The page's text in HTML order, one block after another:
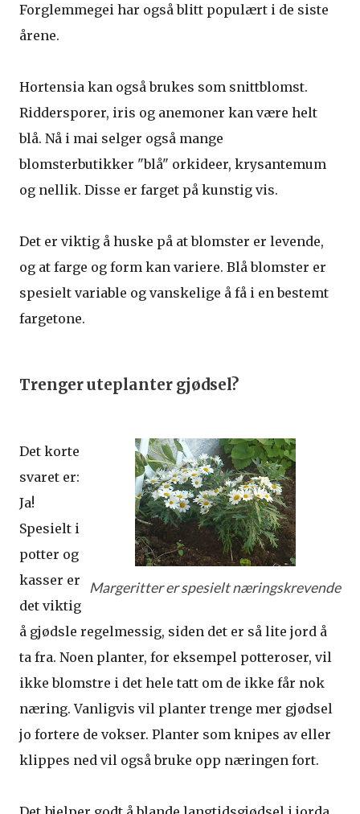
Forglemmegei har også blitt populært i de siste
årene.
Hortensia kan også brukes som snittblomst.
Riddersporer, iris og anemoner kan være helt
blå. Nå i mai selger også mange
blomsterbutikker "blå" orkideer, krysantemum
og nellik. Disse er farget på kunstig vis.
Det er viktig å huske på at blomster er levende,
og at farge og form kan variere. Blå blomster er
spesielt variable og vanskelige å få i en bestemt
fargetone.
Trenger uteplanter gjødsel?
Margeritter er spesielt næringskrevende
Det korte
svaret er:
Ja!
Spesielt i
potter og
kasser er
det viktig
å gjødsle regelmessig, siden det er så lite jord å
ta fra. Noen planter, for eksempel potteroser, vil
ikke blomstre i det hele tatt om de ikke får nok
næring. Vanligvis vil planter trenge mer gjødsel
jo fortere de vokser. Planter som knipes av eller
klippes ned vil også bruke opp næringen fort.